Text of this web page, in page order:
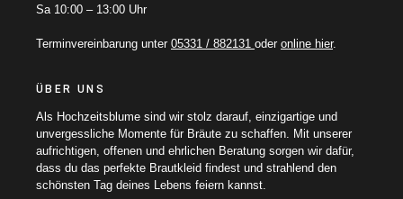
Sa 10:00 – 13:00 Uhr
Terminvereinbarung unter 05331 / 882131 oder online hier.
ÜBER UNS
Als Hochzeitsblume sind wir stolz darauf, einzigartige und
unvergessliche Momente für Bräute zu schaffen. Mit unserer
aufrichtigen, offenen und ehrlichen Beratung sorgen wir dafür,
dass du das perfekte Brautkleid findest und strahlend den
schönsten Tag deines Lebens feiern kannst.